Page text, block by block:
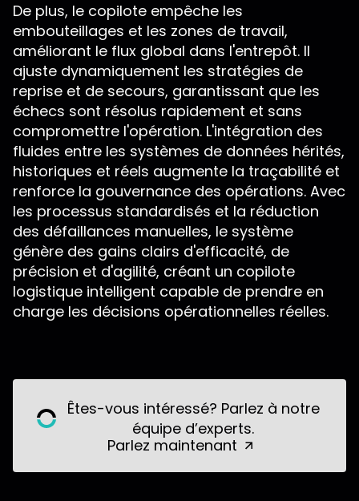
De plus, le copilote empêche les
embouteillages et les zones de travail,
améliorant le flux global dans l'entrepôt. Il
ajuste dynamiquement les stratégies de
reprise et de secours, garantissant que les
échecs sont résolus rapidement et sans
compromettre l'opération. L'intégration des
fluides entre les systèmes de données hérités,
historiques et réels augmente la traçabilité et
renforce la gouvernance des opérations. Avec
les processus standardisés et la réduction
des défaillances manuelles, le système
génère des gains clairs d'efficacité, de
précision et d'agilité, créant un copilote
logistique intelligent capable de prendre en
charge les décisions opérationnelles réelles.
Êtes-vous intéressé? Parlez à notre
équipe d’experts.
Parlez maintenant